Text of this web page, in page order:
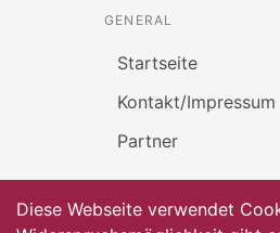
GENERAL
Startseite
Kontakt/Impressum
Partner
Diese Webseite verwendet